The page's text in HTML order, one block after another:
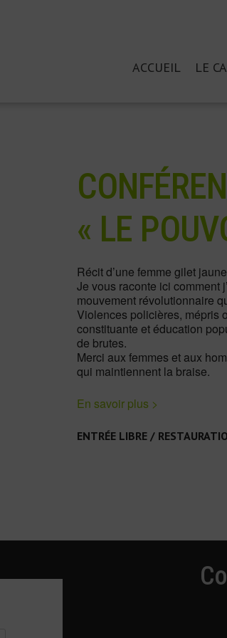
Menu
AllerACCUEIL LE
« LE
Récit d’une femme gilet
Je vous raconte ici comment
mouvement révolutionnaire
Violences policières, mépris
constituante et éducation
de brutes.
Merci aux femmes et aux
qui maintiennent la braise.
En savoir plus >
ENTRÉE LIBRE /